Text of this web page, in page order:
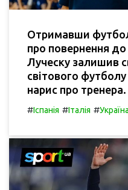
Отримавши
про повернення
Луческу залишив
світового
нарис про тренера.
#Іспанія #Італія #Україна